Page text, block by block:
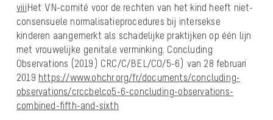
viiiHet VN-comité voor de rechten van het kind heeft niet-
consensuele normalisatieprocedures bij intersekse
kinderen aangemerkt als schadelijke praktijken op één lijn
met vrouwelijke genitale verminking. Concluding
Observations (2019) CRC/C/BEL/CO/5-6) van 28 februari
2019 https://www.ohchr.org/fr/documents/concluding-
observations/crccbelco5-6-concluding-observations-
combined-fifth-and-sixth